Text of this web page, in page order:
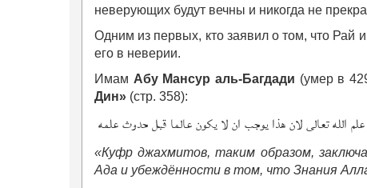
неверующих будут вечны и никогда не
Одним из первых, кто заявил о том, что
его в неверии.
Имам Абу Мансур аль-Багдади (умер в
Дин» (стр. 358):
علم الله تعالى لان هذا يوجب ان لا يكون عالما قبل حدوث علمه
«Куфр джахмитов, таким образом,
Ада и убеждённости в том, что Знания